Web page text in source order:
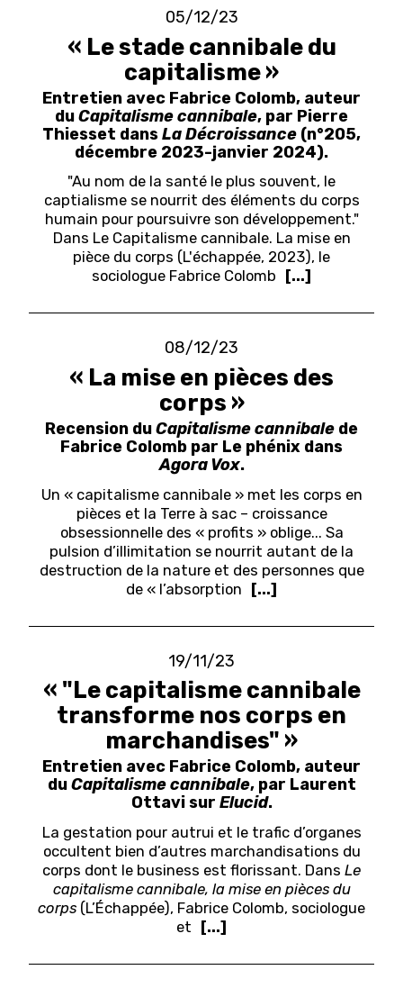
05/12/23
« Le stade cannibale du
capitalisme »
Entretien avec Fabrice Colomb, auteur
duCapitalisme cannibale, par Pierre
Thiesset dans La Décroissance (n°205,
décembre 2023-janvier 2024).
"Au nom de la santé le plus souvent, le
captialisme se nourrit des éléments du corps
humain pour poursuivre son développement."
Dans Le Capitalisme cannibale. La mise en
pièce du corps (L'échappée, 2023), le
sociologue Fabrice Colomb
[...]
08/12/23
« La mise en pièces des
corps »
Recension duCapitalisme cannibale de
Fabrice Colomb par Le phénix dans
Agora Vox.
Un « capitalisme cannibale » met les corps en
pièces et la Terre à sac – croissance
obsessionnelle des « profits » oblige... Sa
pulsion d’illimitation se nourrit autant de la
destruction de la nature et des personnes que
de « l’absorption [...]
19/11/23
« "Le capitalisme cannibale
transforme nos corps en
marchandises" »
Entretien avec Fabrice Colomb, auteur
duCapitalisme cannibale, par Laurent
Ottavi sur Elucid.
La gestation pour autrui et le trafic d’organes
occultent bien d’autres marchandisations du
corps dont le business est florissant. Dans Le
capitalisme cannibale, la mise en pièces du
corps (L’Échappée), Fabrice Colomb, sociologue
et
[...]